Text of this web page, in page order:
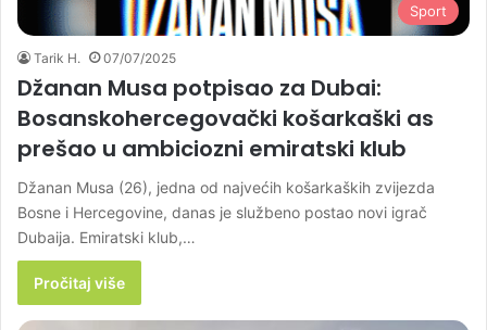
Sport
Tarik H. 07/07/2025
Džanan Musa potpisao za Dubai:
Bosanskohercegovački košarkaški as
prešao u ambiciozni emiratski klub
Džanan Musa (26), jedna od najvećih košarkaških zvijezda
Bosne i Hercegovine, danas je službeno postao novi igrač
Dubaija. Emiratski klub,…
Pročitaj više